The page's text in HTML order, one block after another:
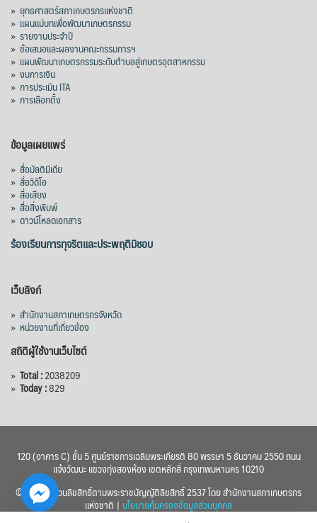
» ยุทธศาสตร์สภาเกษตรกรแห่งชาติ
» แผนแม่บทเพื่อพัฒนาเกษตรกรรม
» รายงานประจำปี
» ข้อเสนอและผลงานคณะกรรมการฯ
» แผนพัฒนาเกษตรกรรมระดับตำบลสู่เกษตรอุตสาหกรรม
» งบการเงิน
» การประเมิน ITA
» การเลือกตั้ง
ข้อมูลเผยแพร่
» สื่อมัลติมีเดีย
» สื่อวิดีโอ
» สื่อเสียง
» สื่อสิ่งพิมพ์
» ดาวน์โหลดเอกสาร
ร้องเรียนการทุจริตและประพฤติมิชอบ
เว็บลิงก์
» สำนักงานสภาเกษตรกรจังหวัด
» หน่วยงานที่เกี่ยวข้อง
สถิติผู้ใช้งานเว็บไซต์
» Total :2038209
» Today :829
120 (อาคาร C) ชั้น 5 ศูนย์ราชการเฉลิมพระเกียรติ 80 พรรษา 5 ธันวาคม 2550 ถนน
แจ้งวัฒนะ แขวงทุ่งสองห้อง เขตหลักสี่ กรุงเทพมหานคร 10210
© 2560 สงวนลิขสิทธิ์ตามพระราชบัญญัติลิขสิทธิ์ 2537 โดย สำนักงานสภาเกษตรกร
แห่งชาติ | นโยบายคุ้มครองข้อมูลส่วนบุคคล